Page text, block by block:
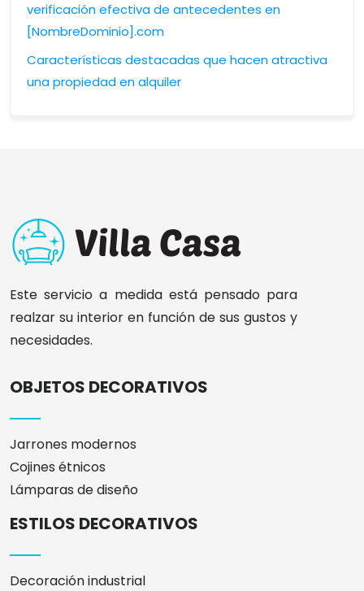
verificación efectiva de antecedentes en
[NombreDominio].com
Características destacadas que hacen atractiva
una propiedad en alquiler
Este servicio a medida está pensado para
realzar su interior en función de sus gustos y
necesidades.
OBJETOS DECORATIVOS
Jarrones modernos
Cojines étnicos
Lámparas de diseño
ESTILOS DECORATIVOS
Decoración industrial